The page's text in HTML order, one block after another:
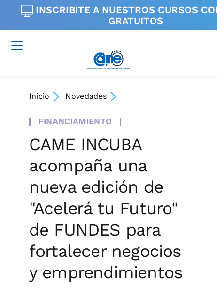
INSCRIBITE A NUESTROS CURSOS
GRATUITOS
Inicio Novedades
FINANCIAMIENTO
CAME INCUBA
acompaña una
nueva edición de
"Acelerá tu Futuro"
de FUNDES para
fortalecer negocios
y emprendimientos